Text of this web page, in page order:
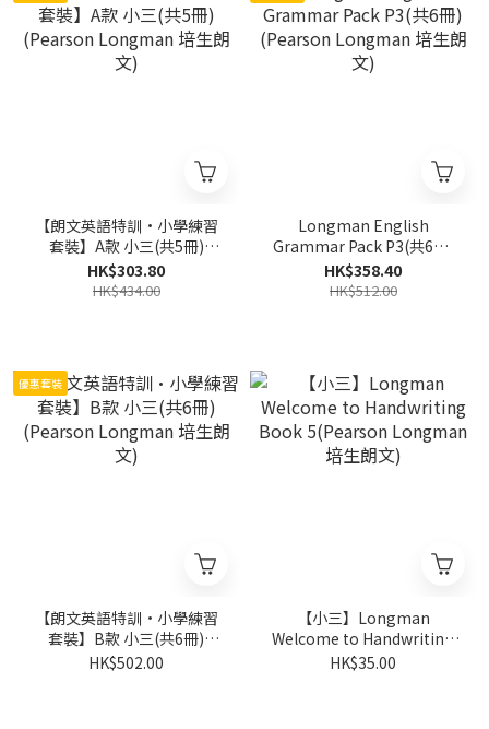
【朗文英語特訓·小學練習
套裝】A款 小三(共5冊)
(Pearson Longman 培生朗
文)
HK$303.80
HK$434.00
Longman English
Grammar Pack P3(共6冊)
(Pearson Longman 培生朗
文)
HK$358.40
HK$512.00
優惠套裝
【朗文英語特訓·小學練習
套裝】B款 小三(共6冊)
(Pearson Longman 培生朗
HK$502.00
【小三】Longman
Welcome to Handwriting
HK$35.00